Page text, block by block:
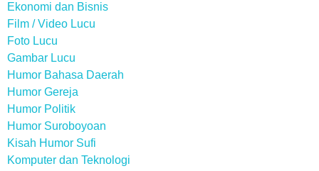
Ekonomi dan Bisnis
Film / Video Lucu
Foto Lucu
Gambar Lucu
Humor Bahasa Daerah
Humor Gereja
Humor Politik
Humor Suroboyoan
Kisah Humor Sufi
Komputer dan Teknologi